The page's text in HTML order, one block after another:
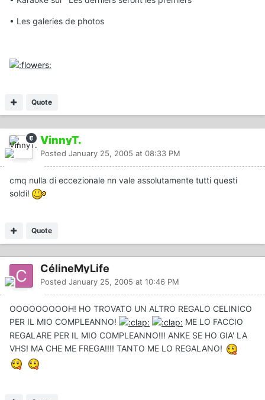
• Les galeries de photos
Quote
VinnyT.
Posted January 25, 2005 at 08:33 PM
cmq nulla di eccezionale nn vale assolutamente tutti questi
soldi!
Quote
CélineMyLife
Posted January 25, 2005 at 10:46 PM
OOOOOOOOOH! HO TROVATO UN ALTRO REGALO CELINICO
PER IL MIO COMPLEANNO!
ME LO FACCIO
REGALARE PER IL MIO COMPLEANNO!!! ANKE SE HO GIA' LA
VHS! MA CHE ME FREGA!!!! TANTO ME LO REGALANO!